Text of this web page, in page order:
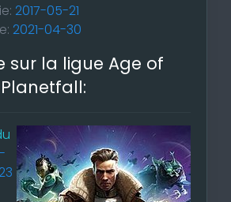
2017-05-21
2021-04-30
sur la ligue Age of